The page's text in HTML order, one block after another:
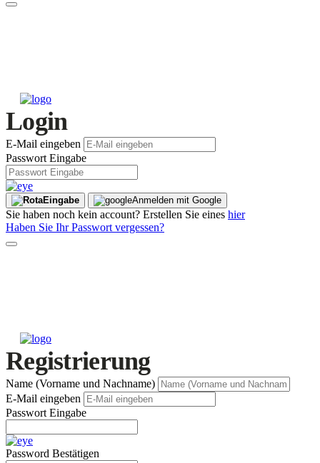
Login
E-Mail eingeben
Passwort Eingabe
Eingabe Anmelden mit Google
Sie haben noch kein account? Erstellen Sie eines hier
Haben Sie Ihr Passwort vergessen?
Registrierung
Name (Vorname und Nachname)
E-Mail eingeben
Passwort Eingabe
Password Bestätigen